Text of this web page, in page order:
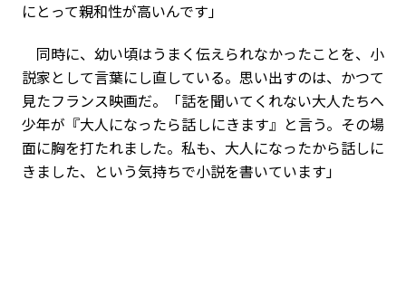
にとって親和性が高いんです」
同時に、幼い頃はうまく伝えられなかったことを、小
説家として言葉にし直している。思い出すのは、かつて
見たフランス映画だ。「話を聞いてくれない大人たちへ
少年が『大人になったら話しにきます』と言う。その場
面に胸を打たれました。私も、大人になったから話しに
きました、という気持ちで小説を書いています」